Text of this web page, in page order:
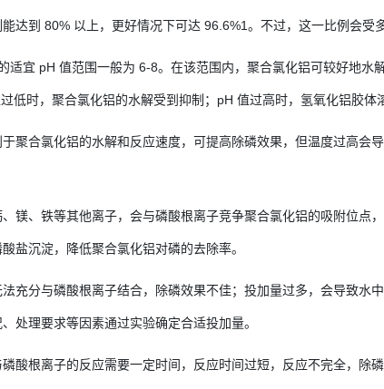
达到 80% 以上，更好情况下可达 96.6%1。不过，这一比例会受
适宜 pH 值范围一般为 6-8。在该范围内，聚合氯化铝可较好地水
低时，聚合氯化铝的水解受到抑制；pH 值过高时，氢氧化铝胶体
聚合氯化铝的水解和反应速度，可提高除磷效果，但温度过高会
镁、铁等其他离子，会与磷酸根离子竞争聚合氯化铝的吸附位点
盐沉淀，降低聚合氯化铝对磷的去除率。
充分与磷酸根离子结合，除磷效果不佳；投加量过多，会导致水
处理要求等因素通过实验确定合适投加量。
酸根离子的反应需要一定时间，反应时间过短，反应不完全，除